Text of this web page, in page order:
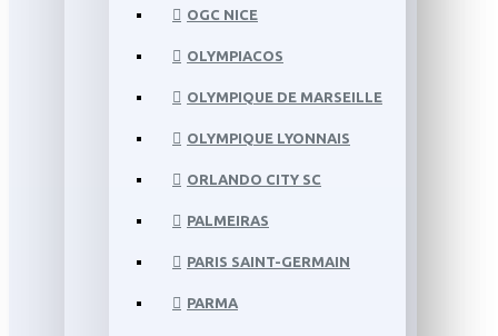
OGC NICE
OLYMPIACOS
OLYMPIQUE DE MARSEILLE
OLYMPIQUE LYONNAIS
ORLANDO CITY SC
PALMEIRAS
PARIS SAINT-GERMAIN
PARMA